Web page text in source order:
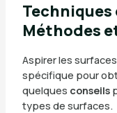
Techniques
Méthodes
Aspirer les
spécifique pour
quelques conseils
types de surfaces.